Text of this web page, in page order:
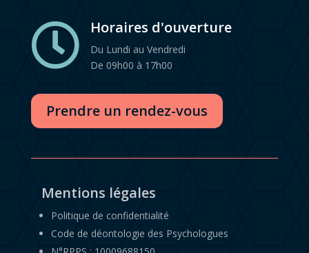
 Horaires d'ouverture
Du Lundi au Vendredi
De 09h00 à 17h00
Prendre un rendez-vous
Mentions légales
Politique de confidentialité
Code de déontologie des Psychologues